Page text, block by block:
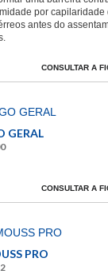
por capilaridade
antes do
CONSULTAR A
GERAL
CONSULTAR A
PRO